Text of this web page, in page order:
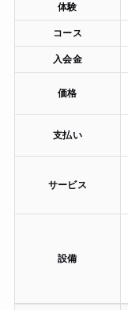
体験
コース
入会金
価格
支払い
サービス
設備